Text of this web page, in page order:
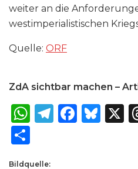
weiter an die
westimperialistischen
Quelle: ORF
ZdA sichtbar machen –
W T
F
B X
Bildquelle: